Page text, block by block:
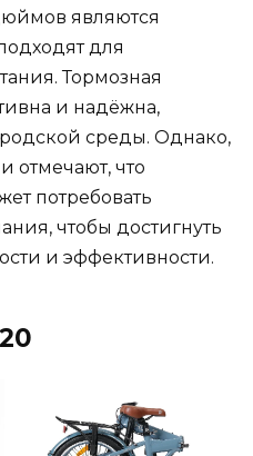
являются
для
Тормозная
и надёжна,
среды. Однако,
отмечают, что
потребовать
чтобы достигнуть
и эффективности.